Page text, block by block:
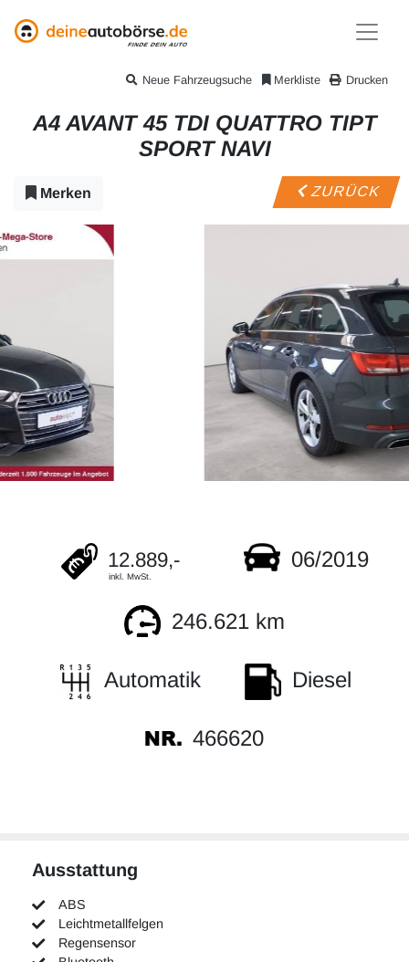
Drucken
Merkliste
Neue Fahrzeugsuche
A4 AVANT 45 TDI QUATTRO TIPT
SPORT NAVI
Merken ZURÜCK
12.889,-
inkl. MwSt.
06/2019
246.621 km
Automatik Diesel
466620
Ausstattung
ABS
Leichtmetallfelgen
Regensensor